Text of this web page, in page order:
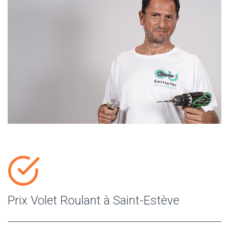
Prix Volet Roulant à Saint-Estève